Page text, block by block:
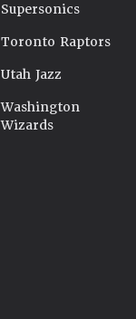
Supersonics
Toronto Raptors
Utah Jazz
Washington
Wizards